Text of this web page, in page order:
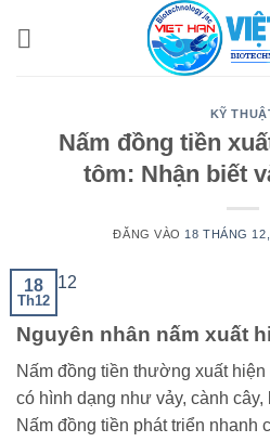
KỸ
Nấm đồng tiền
tôm: Nhận biết
ĐĂNG VÀO 18 THÁNG
18
Th12
Nguyên nhân nấm xuất
Nấm đồng tiền thường xuất
có hình dạng như vảy, cành
Nấm đồng tiền phát triển nhanh